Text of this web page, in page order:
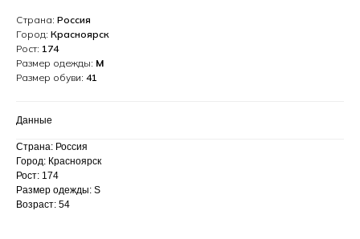
Страна: Россия
Город: Красноярск
Рост: 174
Размер одежды: M
Размер обуви: 41
Данные
Страна: Россия
Город: Красноярск
Рост: 174
Размер одежды: S
Возраст: 54